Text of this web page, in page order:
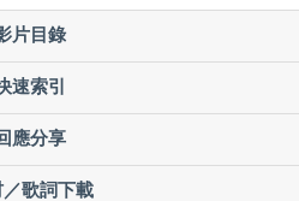
片目錄
速索引
應分享
歌詞下載